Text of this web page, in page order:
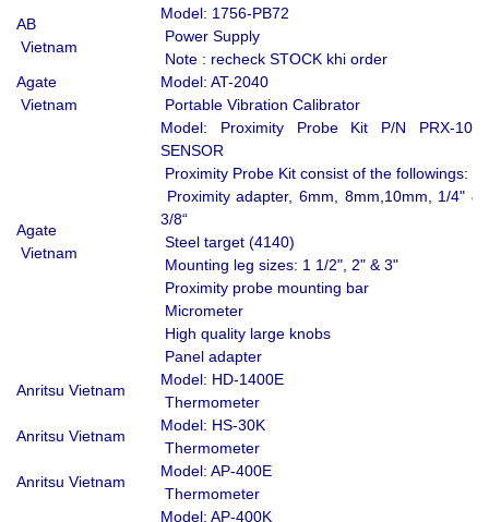
AB
Vietnam
Model: 1756-PB72
Power Supply
Note : recheck STOCK khi order
Agate
Vietnam
Model: AT-2040
Portable Vibration Calibrator
Agate
Vietnam
Model: Proximity Probe Kit P/N PRX-100
SENSOR
Proximity Probe Kit consist of the followings:
Proximity adapter, 6mm, 8mm,10mm, 1/4" &
3/8“
Steel target (4140)
Mounting leg sizes: 1 1/2", 2" & 3"
Proximity probe mounting bar
Micrometer
High quality large knobs
Panel adapter
Anritsu Vietnam
Model: HD-1400E
Thermometer
Anritsu Vietnam
Model: HS-30K
Thermometer
Anritsu Vietnam
Model: AP-400E
Thermometer
Model: AP-400K